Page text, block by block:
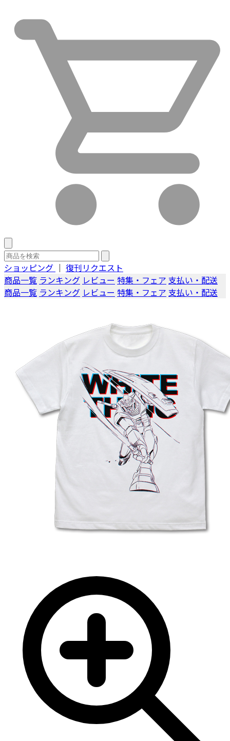
ショッピング ｜ 復刊リクエスト
商品一覧 ランキング レビュー 特集・フェア 支払い・配送
商品一覧 ランキング レビュー 特集・フェア 支払い・配送